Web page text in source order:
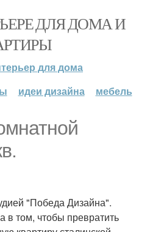
ДЛЯ ДОМА И
для дома
идеи дизайна мебель
"Победа Дизайна".
в том, чтобы превратить